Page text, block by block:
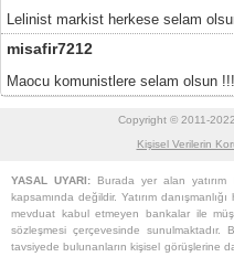
Lelinist markist herkese selam
misafir7212
Maocu komunistlere selam olsun !!!
Copyright © 2011-2022
Kişisel Verilerin
YASAL UYARI: Burada yer alan yatırım
kapsamında değildir. Yatırım
mevduat kabul etmeyen bankalar ile
sözleşmesi çerçevesinde
tavsiyede bulunanların kişisel görüşlerine